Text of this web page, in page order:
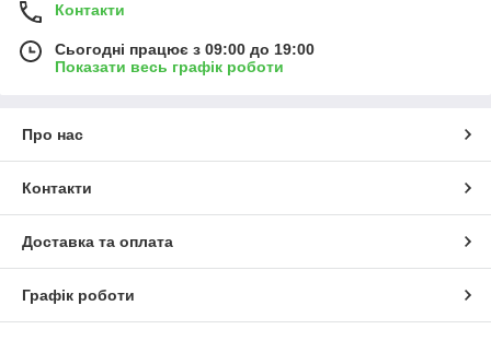
Контакти
Сьогодні працює з 09:00 до 19:00
Показати весь графік роботи
Про нас
Контакти
Доставка та оплата
Графік роботи